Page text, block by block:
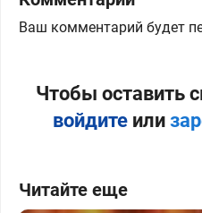
Ваш комментарий будет
Чтобы оставить
войдитеили
Читайте еще